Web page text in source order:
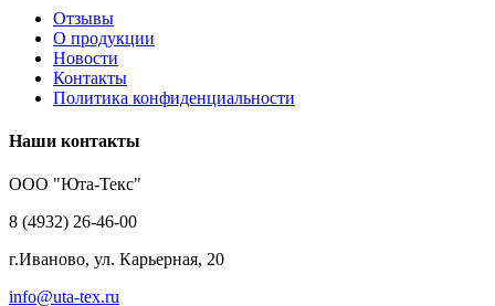
Отзывы
О продукции
Новости
Контакты
Политика конфиденциальности
Наши контакты
ООО "Юта-Текс"
8 (4932) 26-46-00
г.Иваново, ул. Карьерная, 20
info@uta-tex.ru